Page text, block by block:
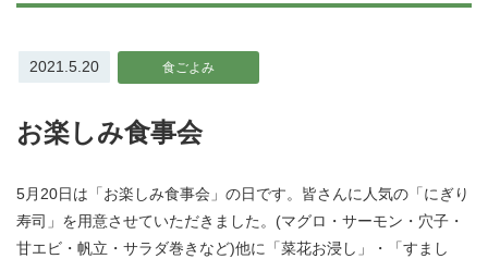
2021.5.20 食ごよみ
お楽しみ食事会
5月20日は「お楽しみ食事会」の日です。皆さんに人気の「にぎり
寿司」を用意させていただきました。(マグロ・サーモン・穴子・
甘エビ・帆立・サラダ巻きなど)他に「菜花お浸し」・「すまし